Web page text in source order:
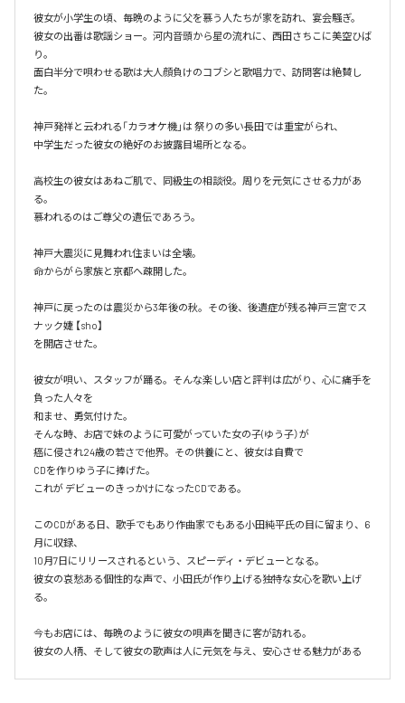
彼女が小学生の頃、毎晩のように父を慕う人たちが家を訪れ、宴会騒ぎ。
彼女の出番は歌謡ショー。河内音頭から星の流れに、西田さちこに美空ひば
り。
面白半分で唄わせる歌は大人顔負けのコブシと歌唱力で、訪問客は絶賛し
た。
神戸発祥と云われる「カラオケ機｣は 祭りの多い長田では重宝がられ、
中学生だった彼女の絶好のお披露目場所となる。
高校生の彼女はあねご肌で、同級生の相談役。周りを元気にさせる力があ
る。
慕われるのはご尊父の遺伝であろう。
神戸大震災に見舞われ住まいは全壊。
命からがら家族と京都へ疎開した。
神戸に戻ったのは震災から3年後の秋。その後、後遺症が残る神戸三宮でス
ナック婕 【sho】
を開店させた。
彼女が唄い、スタッフが踊る。そんな楽しい店と評判は広がり、心に痛手を
負った人々を
和ませ、勇気付けた。
そんな時、お店で妹のように可愛がっていた女の子(ゆう子）が
癌に侵され24歳の若さで他界。その供養にと、彼女は自費で
CDを作りゆう子に捧げた。
これが デビューのきっかけになったCDである。
このCDがある日、歌手でもあり作曲家でもある小田純平氏の目に留まり、6
月に収録、
10月7日にリリースされるという、スピーディ・デビューとなる。
彼女の哀愁ある個性的な声で、小田氏が作り上げる独特な女心を歌い上げ
る。
今もお店には、毎晩のように彼女の唄声を聞きに客が訪れる。
彼女の人柄、そして彼女の歌声は人に元気を与え、安心させる魅力がある